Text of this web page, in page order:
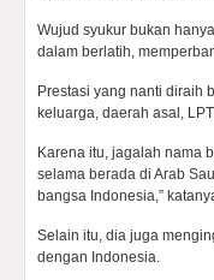
Wujud syukur bukan
dalam berlatih,
Prestasi yang nanti diraih
keluarga, daerah asal,
Karena itu, jagalah nama
selama berada di Arab
bangsa Indonesia,”
Selain itu, dia juga
dengan Indonesia.